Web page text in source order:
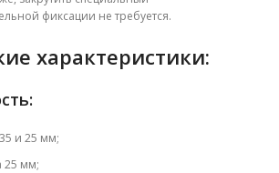
фиксации не требуется.
характеристики:
и 25 мм;
25 мм;